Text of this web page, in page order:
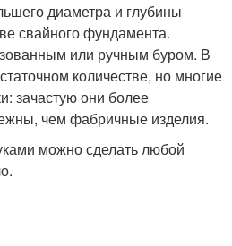
диаметра и глубины
свайного фундамента.
или ручным буром. В
количестве, но многие
зачастую они более
чем фабричные изделия.
можно сделать любой